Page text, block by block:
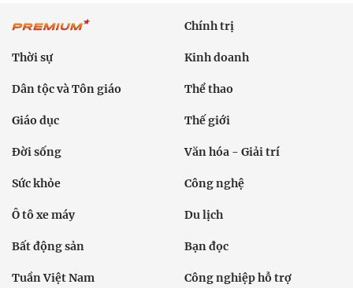
Chính trị
Thời sự Kinh doanh
Dân tộc và Tôn giáo Thể thao
Giáo dục Thế giới
Đời sống Văn hóa - Giải trí
Sức khỏe Công nghệ
Ô tô xe máy Du lịch
Bất động sản Bạn đọc
Tuần Việt Nam Công nghiệp hỗ trợ